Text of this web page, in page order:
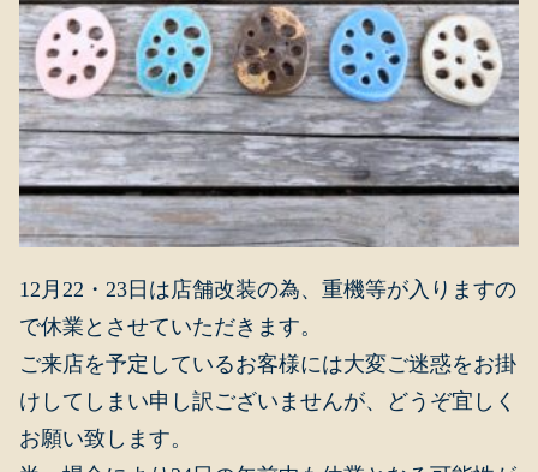
12月22・23日は店舗改装の為、重機等が入りますの
で休業とさせていただきます。
ご来店を予定しているお客様には大変ご迷惑をお掛
けしてしまい申し訳ございませんが、どうぞ宜しく
お願い致します。